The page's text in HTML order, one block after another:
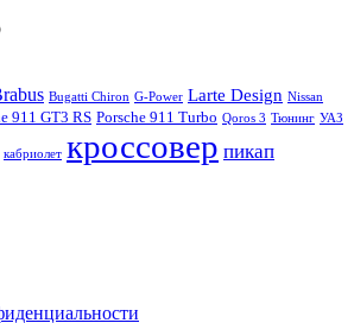
Bugatti Chiron G-Power Larte Design Nissan
911 GT3 RS Porsche 911 Turbo Qoros 3 Тюнинг УАЗ
кабриолет кроссовер пикап